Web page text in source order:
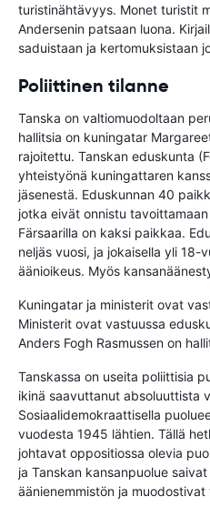
turistinähtävyys. Monet turistit
Andersenin patsaan luona.
saduistaan ja kertomuksistaan
Poliittinen tilanne
Tanska on valtiomuodoltaan
hallitsia on kuningatar
rajoitettu. Tanskan eduskunta
yhteistyönä kuningattaren
jäsenestä. Eduskunnan 40
jotka eivät onnistu
Färsaarilla on kaksi paikkaa.
neljäs vuosi, ja jokaisella yli 18-
äänioikeus. Myös
Kuningatar ja ministerit ovat
Ministerit ovat vastuussa
Anders Fogh Rasmussen on
Tanskassa on useita poliittisia
ikinä saavuttanut absoluuttista
Sosiaalidemokraattisella
vuodesta 1945 lähtien. Tällä
johtavat oppositiossa olevia
ja Tanskan kansanpuolue
äänienemmistön ja